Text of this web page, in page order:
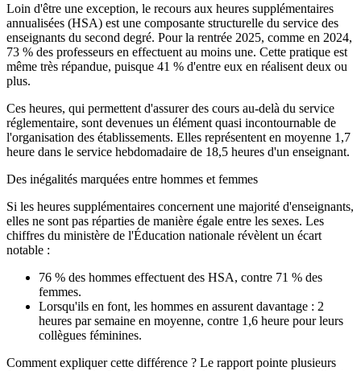
Loin d'être une exception, le recours aux heures supplémentaires
annualisées (HSA) est une composante structurelle du service des
enseignants du second degré. Pour la rentrée 2025, comme en 2024,
73 % des professeurs en effectuent au moins une. Cette pratique est
même très répandue, puisque 41 % d'entre eux en réalisent deux ou
plus.
Ces heures, qui permettent d'assurer des cours au-delà du service
réglementaire, sont devenues un élément quasi incontournable de
l'organisation des établissements. Elles représentent en moyenne 1,7
heure dans le service hebdomadaire de 18,5 heures d'un enseignant.
Des inégalités marquées entre hommes et femmes
Si les heures supplémentaires concernent une majorité d'enseignants,
elles ne sont pas réparties de manière égale entre les sexes. Les
chiffres du ministère de l'Éducation nationale révèlent un écart
notable :
76 % des hommes effectuent des HSA, contre 71 % des
femmes.
Lorsqu'ils en font, les hommes en assurent davantage : 2
heures par semaine en moyenne, contre 1,6 heure pour leurs
collègues féminines.
Comment expliquer cette différence ? Le rapport pointe plusieurs